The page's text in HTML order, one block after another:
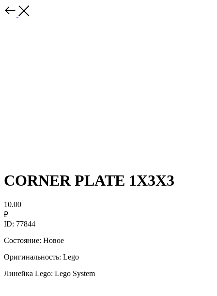
CORNER PLATE 1X3X3
10.00
₽
ID: 77844
Состояние: Новое
Оригинальность: Lego
Линейка Lego: Lego System